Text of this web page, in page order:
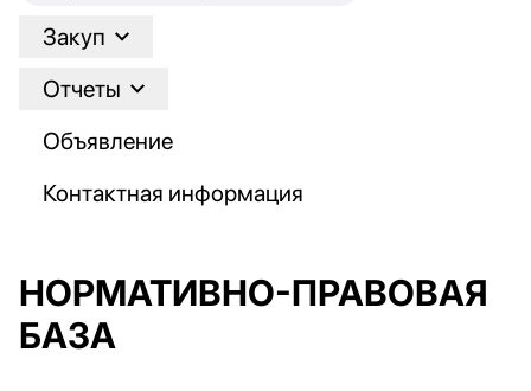
Закуп
Отчеты
Объявление
Контактная информация
НОРМАТИВНО-ПРАВОВАЯ
БАЗА